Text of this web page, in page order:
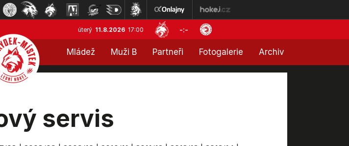
úterý 11.8.2026 17:00 -:-
Mládež Muži B Partneři Fotogalerie Archiv
servis